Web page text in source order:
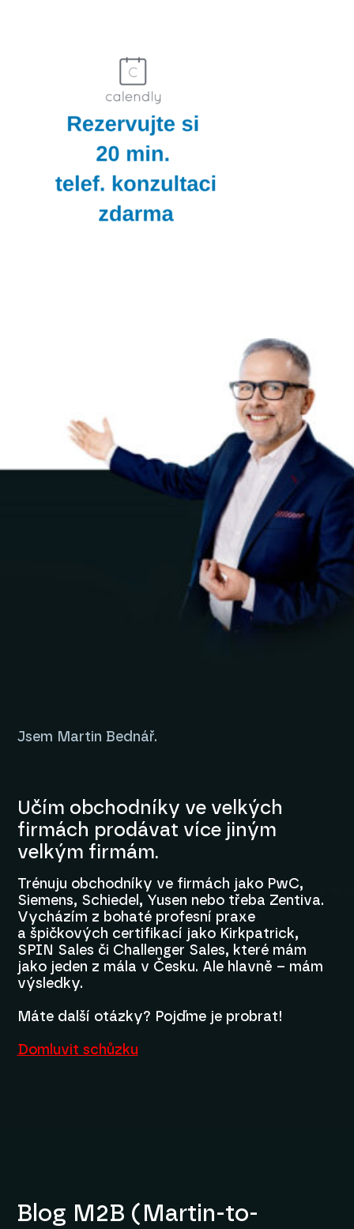
Jsem Martin Bednář.
Učím obchodníky ve velkých
firmách prodávat více jiným
velkým firmám.
Trénuju obchodníky ve firmách jako PwC,
Siemens, Schiedel, Yusen nebo třeba Zentiva.
Vycházím z bohaté profesní praxe
a špičkových certifikací jako Kirkpatrick,
SPIN Sales či Challenger Sales, které mám
jako jeden z mála v Česku. Ale hlavně – mám
výsledky.
Máte další otázky? Pojďme je probrat!
Domluvit schůzku
Blog M2B (Martin-to-